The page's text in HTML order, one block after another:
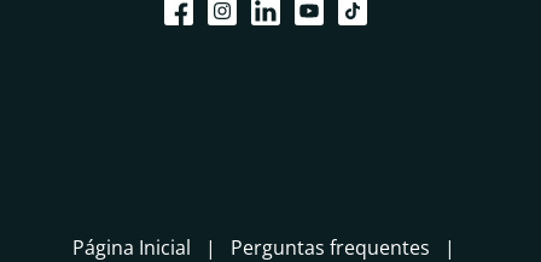
Página Inicial
Perguntas frequentes